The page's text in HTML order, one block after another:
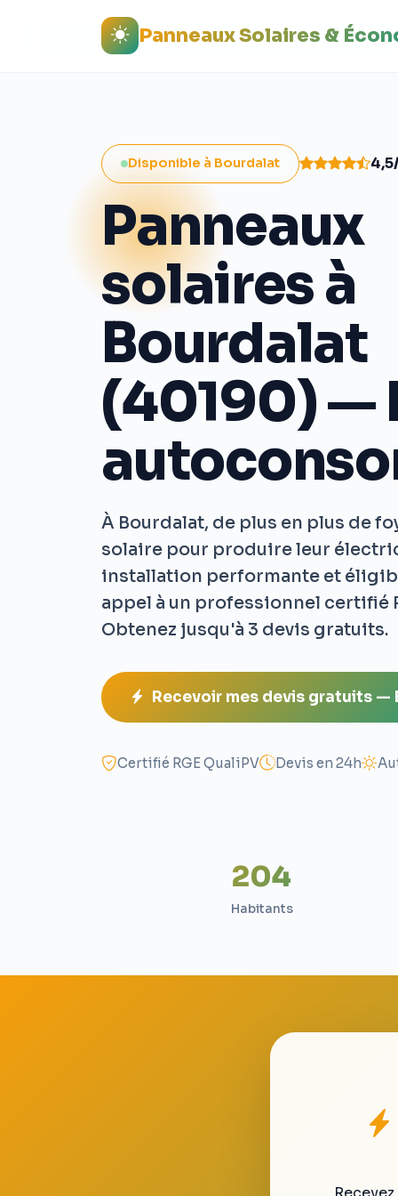
Panneaux Solaires &
Disponible à Bourdalat
Panneaux
solaires à
Bourdalat
(40190) —
À Bourdalat, de plus en plus de
solaire pour produire leur
installation performante et
appel à un professionnel certifié
Obtenez jusqu'à 3 devis gratuits.
Recevoir mes devis gratuits —
Certifié RGE QualiPV Devis en 24h
204
Habitants